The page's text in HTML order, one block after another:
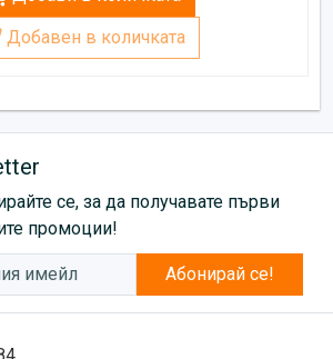
Добавен в количката
се, за да получавате първи
промоции!
Абонирай се!